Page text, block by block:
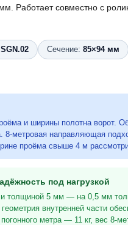
Работает совместно с
SGN.02 Сечение: 85×94 мм
и ширины полотна ворот.
8-метровая направляющая
проёма свыше 4 м
под нагрузкой
толщиной 5 мм — на 0,5 мм
внутренней части
метра — 11 кг, вес 8-